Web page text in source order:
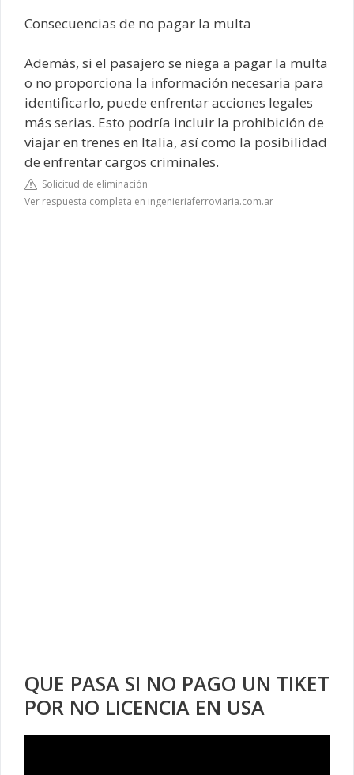
Consecuencias de no pagar la multa
Además, si el pasajero se niega a pagar la multa
o no proporciona la información necesaria para
identificarlo, puede enfrentar acciones legales
más serias. Esto podría incluir la prohibición de
viajar en trenes en Italia, así como la posibilidad
de enfrentar cargos criminales.
Solicitud de eliminación
Ver respuesta completa en ingenieriaferroviaria.com.ar
QUE PASA SI NO PAGO UN TIKET
POR NO LICENCIA EN USA